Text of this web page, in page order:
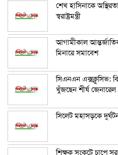
শেখ হাসিনাকে
স্বরাষ্ট্রমন্ত্রী
আগামীকাল
মিনারে সমাবেশ
সিএনএন এক্সক্লুসিভ:
খুঁজছেন শীর্ষ জেনারেল
সিলেট মহাসড়কে
শিক্ষক সংকটে চাপে